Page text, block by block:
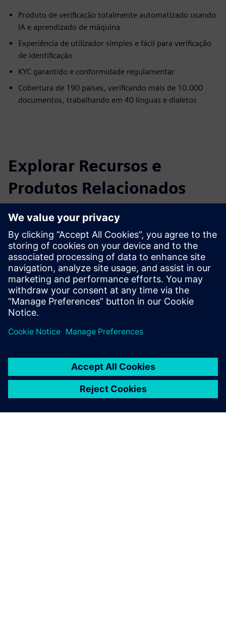
Produto de verificação totalmente automatizado usando
IA e aprendizado de máquina
Experiência de utilizador simples e fácil para verificação
de identificação
KYC garantido e conformidade regulamentar
Cobertura de 190 países, verificando mais de 10.000
documentos, trabalhando em 40 línguas e dialetos
Explorar Recursos e
Produtos Relacionados
Informações e Recursos Adicionais
Saiba mais
Pré-requisitos
Software Suite X